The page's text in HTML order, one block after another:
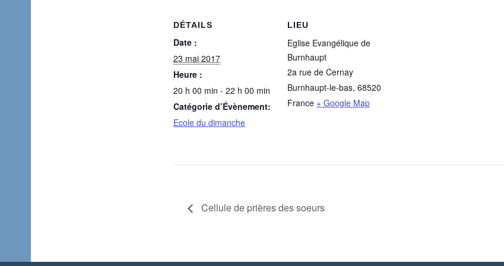
DÉTAILS
Date :
23 mai 2017
Heure :
20 h 00 min - 22 h 00 min
Catégorie d’Évènement:
Ecole du dimanche
LIEU
Eglise Evangélique de
Burnhaupt
2a rue de Cernay
Burnhaupt-le-bas, 68520
France + Google Map
Cellule de prières des soeurs